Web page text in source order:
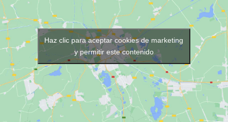
continuo en barberías.
ofrece una gran resistencia al
uso intensivo, la humedad y la
corrosión. Su diseño moderno,
su base robusta y su
instalación independiente lo
convierten en un accesorio
práctico, elegante y fácil de
limpiar, compatible con la
mayoría de sillones
profesionales.
Haz clic para aceptar cookies de marketing
y permitir este contenido